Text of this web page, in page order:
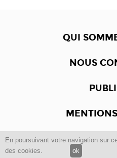
En poursuivant votre navigation sur
des cookies.
ok
QUI
NOUS
Copyright © 2012 -2017